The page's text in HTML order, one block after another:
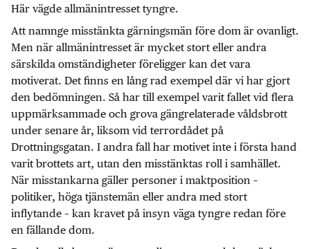
Här vägde allmänintresset tyngre.
Att namnge misstänkta gärningsmän före dom är ovanligt.
Men när allmänintresset är mycket stort eller andra
särskilda omständigheter föreligger kan det vara
motiverat. Det finns en lång rad exempel där vi har gjort
den bedömningen. Så har till exempel varit fallet vid flera
uppmärksammade och grova gängrelaterade våldsbrott
under senare år, liksom vid terrordådet på
Drottningsgatan. I andra fall har motivet inte i första hand
varit brottets art, utan den misstänktas roll i samhället.
När misstankarna gäller personer i maktposition –
politiker, höga tjänstemän eller andra med stort
inflytande – kan kravet på insyn väga tyngre redan före
en fällande dom.